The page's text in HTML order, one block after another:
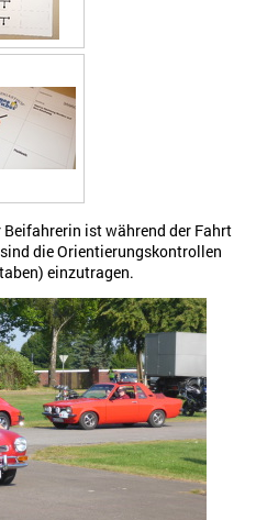
ist während der Fahrt
die Orientierungskontrollen
einzutragen.